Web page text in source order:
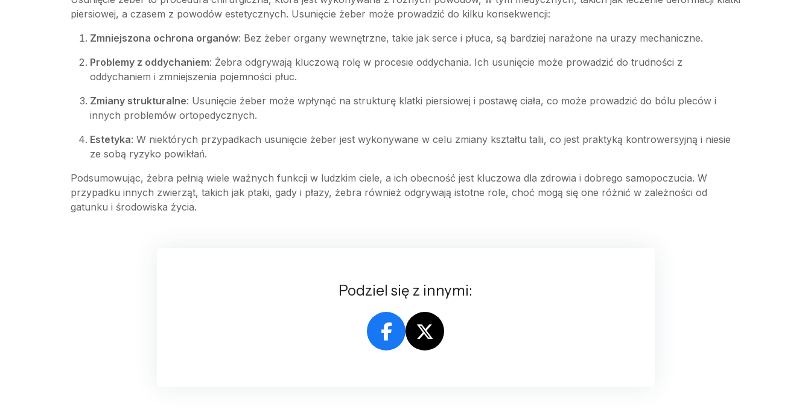
piersiowej, a czasem z powodów estetycznych. Usunięcie żeber może prowadzić do kilku konsekwencji:
Zmniejszona ochrona organów: Bez żeber organy wewnętrzne, takie jak serce i płuca, są bardziej narażone na urazy mechaniczne.
Problemy z oddychaniem: Żebra odgrywają kluczową rolę w procesie oddychania. Ich usunięcie może prowadzić do trudności z
oddychaniem i zmniejszenia pojemności płuc.
Zmiany strukturalne: Usunięcie żeber może wpłynąć na strukturę klatki piersiowej i postawę ciała, co może prowadzić do bólu pleców i
innych problemów ortopedycznych.
Estetyka: W niektórych przypadkach usunięcie żeber jest wykonywane w celu zmiany kształtu talii, co jest praktyką kontrowersyjną i niesie
ze sobą ryzyko powikłań.
Podsumowując, żebra pełnią wiele ważnych funkcji w ludzkim ciele, a ich obecność jest kluczowa dla zdrowia i dobrego samopoczucia. W
przypadku innych zwierząt, takich jak ptaki, gady i płazy, żebra również odgrywają istotne role, choć mogą się one różnić w zależności od
gatunku i środowiska życia.
Podziel się z innymi: